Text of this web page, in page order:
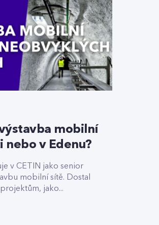
mobilní
nebo v Edenu?
v CETIN jako senior
mobilní sítě. Dostal
jako...